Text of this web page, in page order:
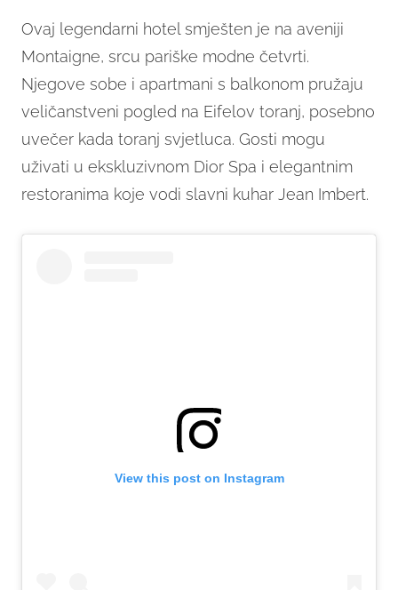
Ovaj legendarni hotel smješten je na aveniji
Montaigne, srcu pariške modne četvrti.
Njegove sobe i apartmani s balkonom pružaju
veličanstveni pogled na Eifelov toranj, posebno
uvečer kada toranj svjetluca. Gosti mogu
uživati u ekskluzivnom Dior Spa i elegantnim
restoranima koje vodi slavni kuhar Jean Imbert.
View this post on Instagram